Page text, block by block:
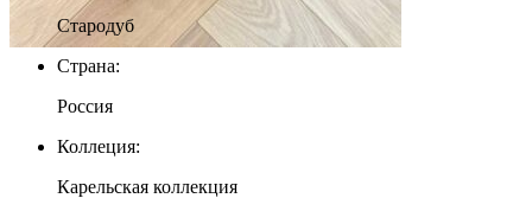
Стародуб
Страна:
Россия
Коллеция:
Карельская коллекция